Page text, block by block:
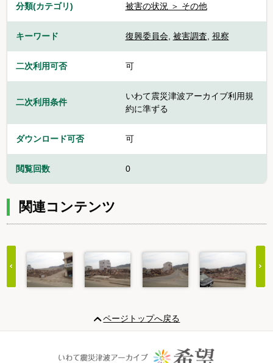
分類(カテゴリ) 被害の状況 ＞ その他
キーワード 復興委員会, 被害調査, 視察
二次利用可否 可
二次利用条件
いわて震災津波アーカイブ利用規
約に準ずる
ダウンロード可否 可
閲覧回数 0
関連コンテンツ
20
ページトップへ戻る